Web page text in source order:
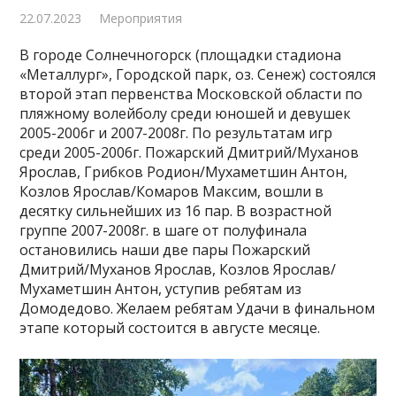
22.07.2023 Мероприятия
В городе Солнечногорск (площадки стадиона
«Металлург», Городской парк, оз. Сенеж) состоялся
второй этап первенства Московской области по
пляжному волейболу среди юношей и девушек
2005-2006г и 2007-2008г. По результатам игр
среди 2005-2006г. Пожарский Дмитрий/Муханов
Ярослав, Грибков Родион/Мухаметшин Антон,
Козлов Ярослав/Комаров Максим, вошли в
десятку сильнейших из 16 пар. В возрастной
группе 2007-2008г. в шаге от полуфинала
остановились наши две пары Пожарский
Дмитрий/Муханов Ярослав, Козлов Ярослав/
Мухаметшин Антон, уступив ребятам из
Домодедово. Желаем ребятам Удачи в финальном
этапе который состоится в августе месяце.